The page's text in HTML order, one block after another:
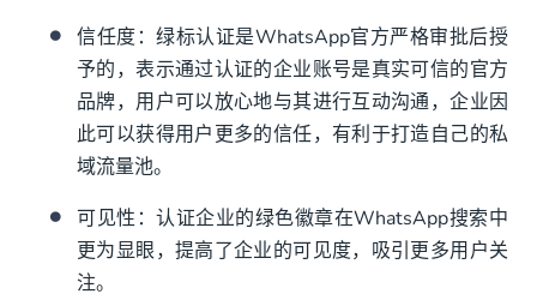
信任度：绿标认证是WhatsApp官方严格审批后授
予的，表示通过认证的企业账号是真实可信的官方
品牌，用户可以放心地与其进行互动沟通，企业因
此可以获得用户更多的信任，有利于打造自己的私
域流量池。
可见性：认证企业的绿色徽章在WhatsApp搜索中
更为显眼，提高了企业的可见度，吸引更多用户关
注。